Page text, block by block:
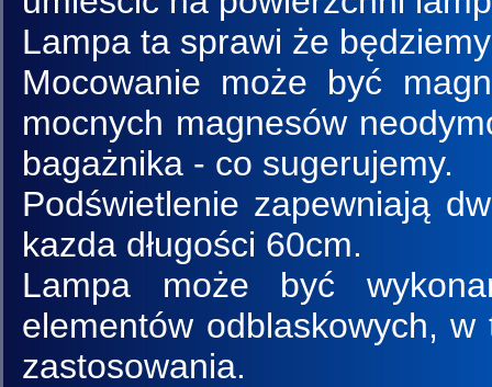
Lampa ta sprawi że
Mocowanie może być
mocnych magnesów
bagażnika - co sugerujemy.
Podświetlenie zapewniają
kazda długości 60cm.
Lampa może być
elementów odblaskowych,
zastosowania.